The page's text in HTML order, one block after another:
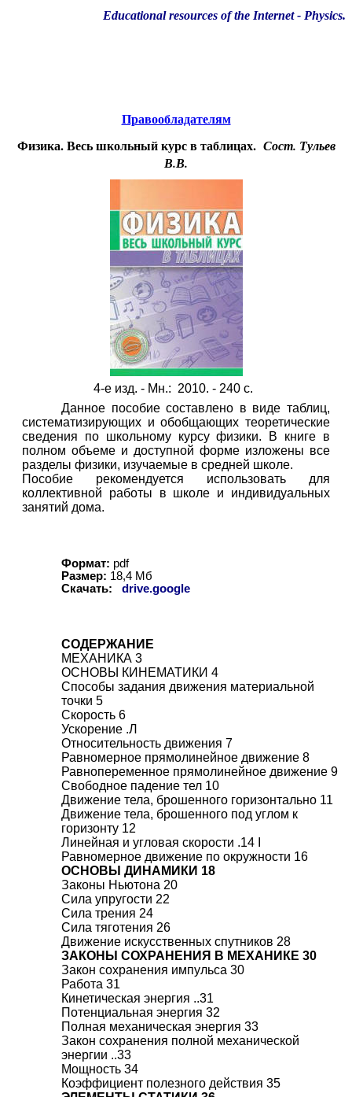
Educational resources of the Internet- Physics.
Правообладателям
Физика. Весь школьный курс в таблицах. Сост. Тульев
В.В.
4-е изд. - Мн.: 2010. - 240 с.
Данное пособие составлено в виде таблиц,
систематизирующих и обобщающих теоретические
сведения по школьному курсу физики. В книге в
полном объеме и доступной форме изложены все
разделы физики, изучаемые в средней школе.
Пособие рекомендуется использовать для
коллективной работы в школе и индивидуальных
занятий дома.
Формат: pdf
Размер: 18,4 Мб
Скачать:
drive.google
СОДЕРЖАНИЕ
МЕХАНИКА 3
ОСНОВЫ КИНЕМАТИКИ 4
Способы задания движения материальной
точки 5
Скорость 6
Ускорение .Л
Относительность движения 7
Равномерное прямолинейное движение 8
Равнопеременное прямолинейное движение 9
Свободное падение тел 10
Движение тела, брошенного горизонтально 11
Движение тела, брошенного под углом к
горизонту 12
Линейная и угловая скорости .14 I
Равномерное движение по окружности 16
ОСНОВЫ ДИНАМИКИ 18
Законы Ньютона 20
Сила упругости 22
Сила трения 24
Сила тяготения 26
Движение искусственных спутников 28
ЗАКОНЫ СОХРАНЕНИЯ В МЕХАНИКЕ 30
Закон сохранения импульса 30
Работа 31
Кинетическая энергия ..31
Потенциальная энергия 32
Полная механическая энергия 33
Закон сохранения полной механической
энергии ..33
Мощность 34
Коэффициент полезного действия 35